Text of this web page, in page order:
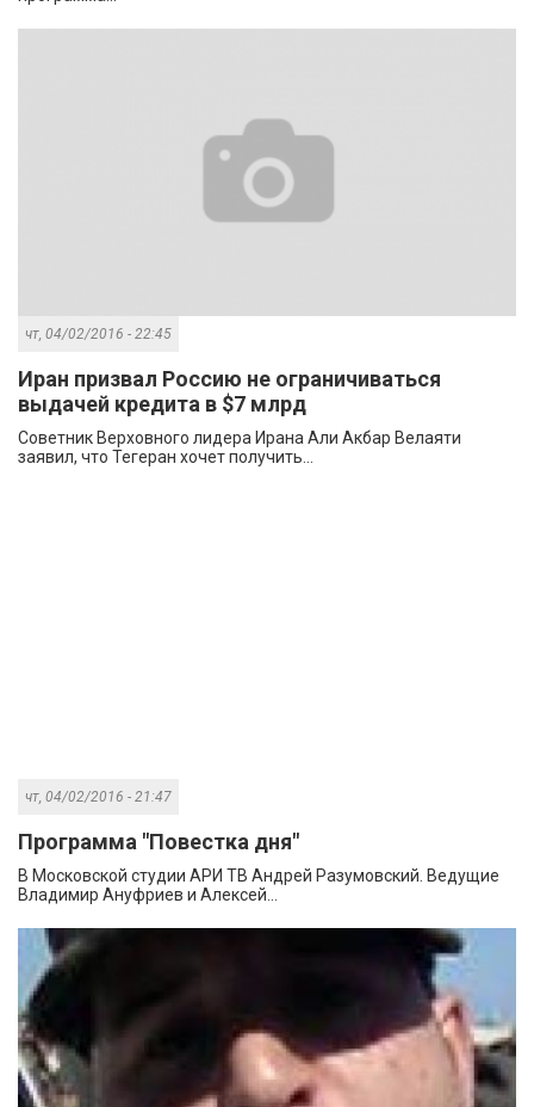
чт, 04/02/2016 - 22:45
Иран призвал Россию не ограничиваться
выдачей кредита в $7 млрд
Советник Верховного лидера Ирана Али Акбар Велаяти
заявил, что Тегеран хочет получить...
чт, 04/02/2016 - 21:47
Программа "Повестка дня"
В Московской студии АРИ ТВ Андрей Разумовский. Ведущие
Владимир Ануфриев и Алексей...